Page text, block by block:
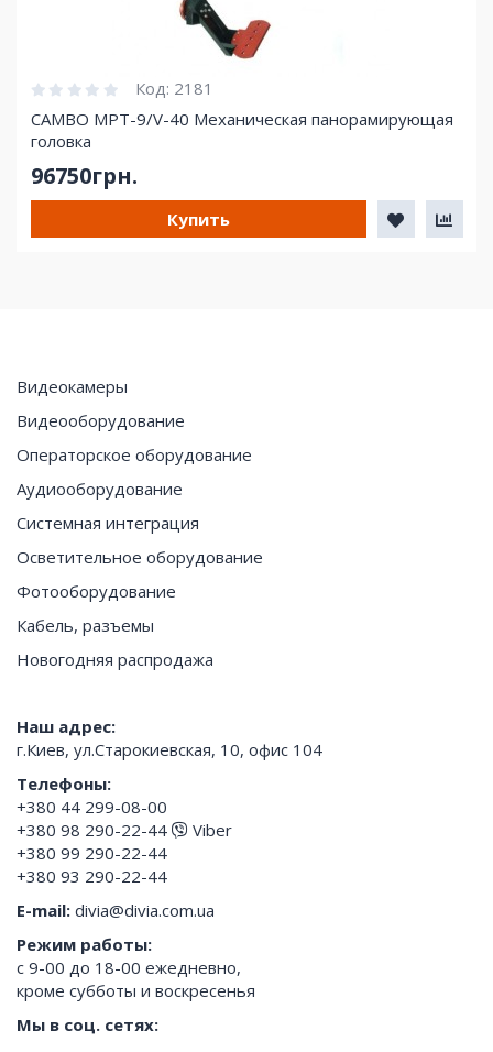
Код: 2181
CAMBO MPT-9/V-40 Механическая панорамирующая
головка
96750грн.
Купить
Видеокамеры
Видеооборудование
Операторское оборудование
Аудиооборудование
Системная интеграция
Осветительное оборудование
Фотооборудование
Кабель, разъемы
Новогодняя распродажа
Наш адрес:
г.Киев, ул.Старокиевская, 10, офис 104
Телефоны:
+380 44 299-08-00
+380 98 290-22-44
Viber
+380 99 290-22-44
+380 93 290-22-44
E-mail: divia@divia.com.ua
Режим работы:
с 9-00 до 18-00 ежедневно,
кроме субботы и воскресенья
Мы в соц. сетях: